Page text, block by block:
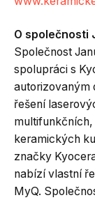
O společnosti
Společnost
spolupráci s
autorizovaným
řešení
keramických
značky
nabízí vlastní
MyQ.